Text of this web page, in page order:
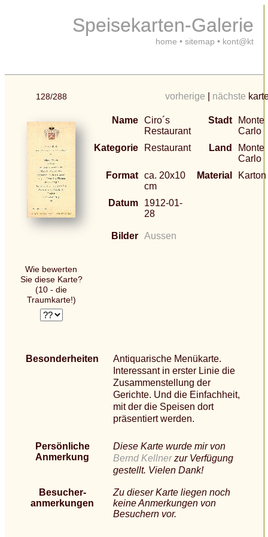
Speisekarten-Galerie
home • sitemap • kont@kt
128/288 vorherige nächste
Name Ciro´s
Restaurant
Stadt
Monte
Carlo
Kategorie
Restaurant Land
Monte
Carlo
Format ca. 20x10
cm
Material Karton
Datum
1912-01-
28
Bilder Aussen
Wie bewerten
Sie diese Karte?
(10 - die
Traumkarte!)
Besonderheiten
Antiquarische Menükarte.
Interessant in erster Linie die
Zusammenstellung der
Gerichte. Und die Einfachheit,
mit der die Speisen dort
präsentiert werden.
Persönliche
Anmerkung
Diese Karte wurde mir von
Bernd Kellnerzur Verfügung
gestellt. Vielen Dank!
Besucher-
anmerkungen
Zu dieser Karte liegen noch
keine Anmerkungen von
Besuchern vor.